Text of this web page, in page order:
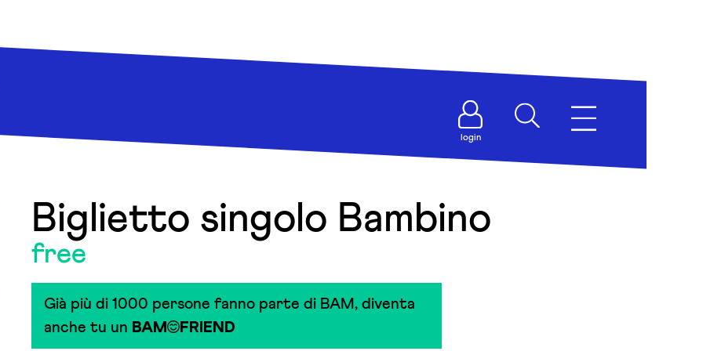
login
Biglietto singolo Bambino
free
Già più di 1000 persone fanno parte di BAM, diventa
anche tu un BAM FRIEND